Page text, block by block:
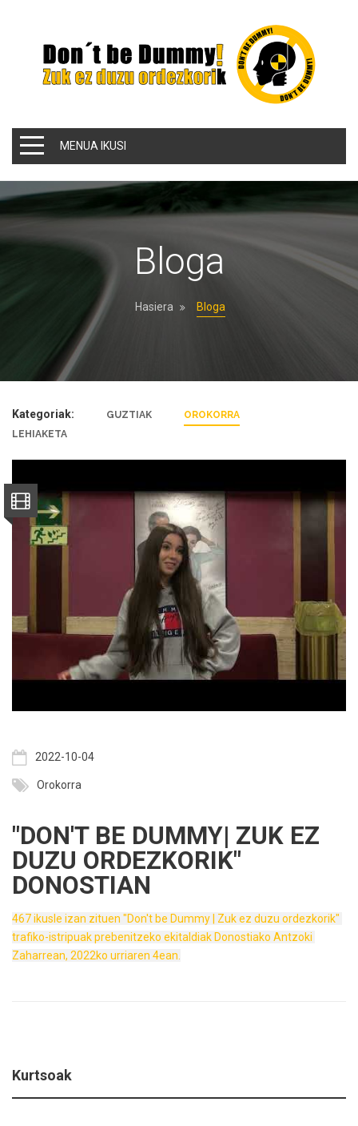
MENUA IKUSI
Bloga
Hasiera Bloga
Kategoriak: GUZTIAK
OROKORRA
LEHIAKETA
2022-10-04
Orokorra
"DON'T BE DUMMY| ZUK EZ
DUZU ORDEZKORIK"
DONOSTIAN
467 ikusle izan zituen "Don't be Dummy | Zuk ez duzu ordezkorik"
trafiko-istripuak prebenitzeko ekitaldiak Donostiako Antzoki
Zaharrean, 2022ko urriaren 4ean.
Kurtsoak